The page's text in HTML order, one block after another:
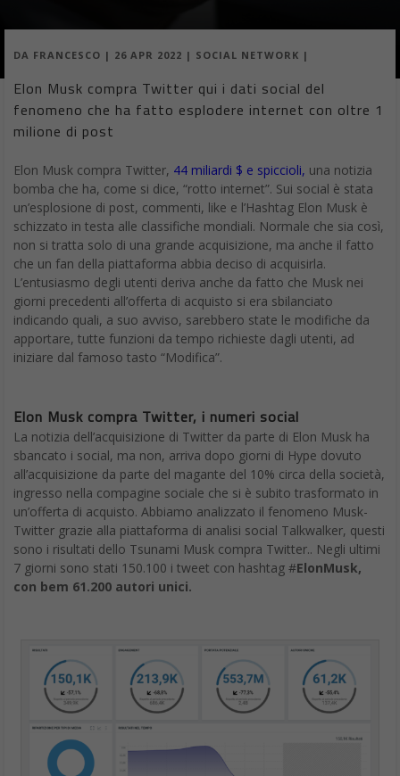
DA FRANCESCO | 26 APR 2022 | SOCIAL NETWORK |
Elon Musk compra Twitter qui i dati social del
fenomeno che ha fatto esplodere internet con oltre 1
milione di post
Elon Musk compra Twitter, 44 miliardi $ e spiccioli, una notizia
bomba che ha, come si dice, “rotto internet”. Sui social è stata
un’esplosione di post, commenti, like e l’Hashtag Elon Musk è
schizzato in testa alle classifiche mondiali. Normale che sia così,
non si tratta solo di una grande acquisizione, ma anche il fatto
che un fan della piattaforma abbia deciso di acquisirla.
L’entusiasmo degli utenti deriva anche da fatto che Musk nei
giorni precedenti all’offerta di acquisto si era sbilanciato
indicando quali, a suo avviso, sarebbero state le modifiche da
apportare, tutte funzioni da tempo richieste dagli utenti, ad
iniziare dal famoso tasto “Modifica”.
Elon Musk compra Twitter, i numeri social
La notizia dell’acquisizione di Twitter da parte di Elon Musk ha
sbancato i social, ma non, arriva dopo giorni di Hype dovuto
all’acquisizione da parte del magante del 10% circa della società,
ingresso nella compagine sociale che si è subito trasformato in
un’offerta di acquisto. Abbiamo analizzato il fenomeno Musk-
Twitter grazie alla piattaforma di analisi social Talkwalker, questi
sono i risultati dello Tsunami Musk compra Twitter.. Negli ultimi
7 giorni sono stati 150.100 i tweet con hashtag #ElonMusk,
con bem 61.200 autori unici.